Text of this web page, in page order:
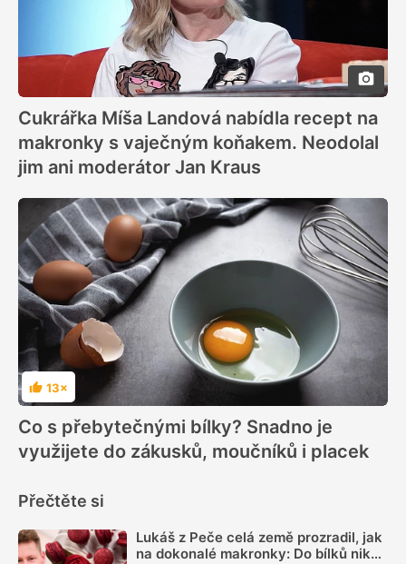
Cukrářka Míša Landová nabídla recept na
makronky s vaječným koňakem. Neodolal
jim ani moderátor Jan Kraus
Hodnocení
13×
Co s přebytečnými bílky? Snadno je
využijete do zákusků, moučníků i placek
Přečtěte si
Lukáš z Peče celá země prozradil, jak
na dokonalé makronky: Do bílků nikdy